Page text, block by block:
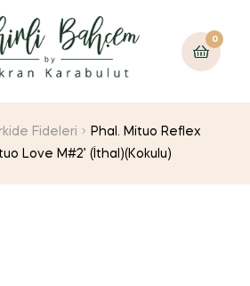
0
Fideleri
Phal. Mituo Reflex
Love M#2’ (İthal)(Kokulu)